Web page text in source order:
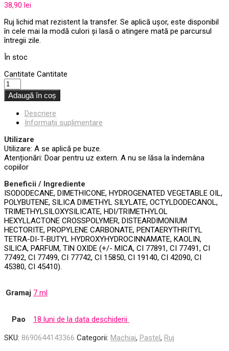
38,90 lei
Ruj lichid mat rezistent la transfer. Se aplică ușor, este disponibil
în cele mai la modă culori și lasă o atingere mată pe parcursul
întregii zile.
În stoc
Cantitate Cantitate
Adaugă în coș
Descriere
Informații suplimentare
Utilizare
Utilizare: A se aplică pe buze.
Atenționări: Doar pentru uz extern. A nu se lăsa la îndemâna
copiilor
Beneficii / Ingrediente
ISODODECANE, DIMETHICONE, HYDROGENATED VEGETABLE OIL,
POLYBUTENE, SILICA DIMETHYL SILYLATE, OCTYLDODECANOL,
TRIMETHYLSILOXYSILICATE, HDI/TRIMETHYLOL
HEXYLLACTONE CROSSPOLYMER, DISTEARDIMONIUM
HECTORITE, PROPYLENE CARBONATE, PENTAERYTHRITYL
TETRA-DI-T-BUTYL HYDROXYHYDROCINNAMATE, KAOLIN,
SILICA, PARFUM, TIN OXIDE (+/- MICA, CI 77891, CI 77491, CI
77492, CI 77499, CI 77742, CI 15850, CI 19140, CI 42090, CI
45380, CI 45410).
Gramaj 7 ml
Pao
18 luni de la data deschiderii
SKU: 8690644143366 Categorii: Machiaj, Pastel, Ruj